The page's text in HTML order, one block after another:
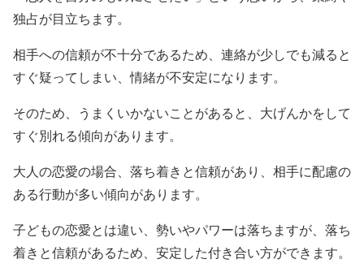
独占が目立ちます。
相手への信頼が不十分であるため、連絡が少しでも減ると
すぐ疑ってしまい、情緒が不安定になります。
そのため、うまくいかないことがあると、大げんかをして
すぐ別れる傾向があります。
大人の恋愛の場合、落ち着きと信頼があり、相手に配慮の
ある行動が多い傾向があります。
子どもの恋愛とは違い、勢いやパワーは落ちますが、落ち
着きと信頼があるため、安定した付き合い方ができます。